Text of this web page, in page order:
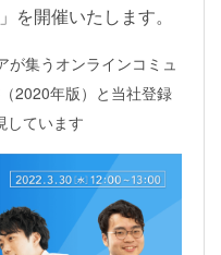
を開催いたします。
が集うオンラインコミュ
2020年版）と当社登録
しています